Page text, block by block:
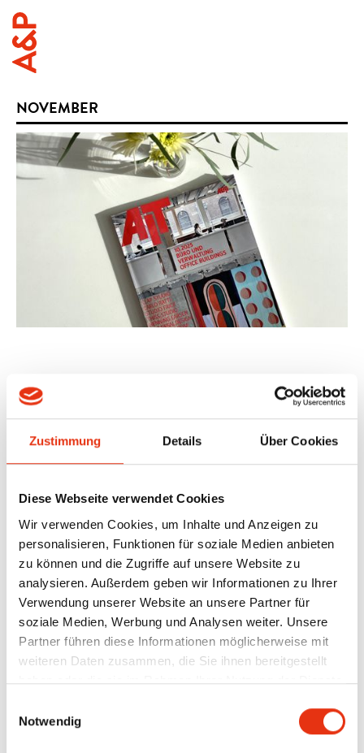
Zustimmung Details Über Cookies
Diese Webseite verwendet Cookies
Wir verwenden Cookies, um Inhalte und Anzeigen zu
personalisieren, Funktionen für soziale Medien anbieten
zu können und die Zugriffe auf unsere Website zu
analysieren. Außerdem geben wir Informationen zu Ihrer
Verwendung unserer Website an unsere Partner für
soziale Medien, Werbung und Analysen weiter. Unsere
Partner führen diese Informationen möglicherweise mit
weiteren Daten zusammen, die Sie ihnen bereitgestellt
haben oder die sie im Rahmen Ihrer Nutzung der Dienste
Notwendig
NOVEMBER
UNSER PROJEKT
CORE IN DER
AKTUELLEN AIT
Unser ProjektCOREwird in der aktuellen AIT zum Thema
„Hybride Arbeitsräume in Oldenburg“vorgestellt!
Was tun mit einem leerstehenden Warenhaus mitten in der
Innenstadt?
Unsere Antwort: eine vielseitige Nutzung urbaner Räume, die
Coworking, Gastronomie und Events unter einem Dach vereint –
Stadtentwicklung ausgezeichnet wurde.